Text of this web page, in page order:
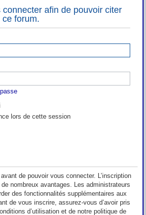
connecter afin de pouvoir citer
ce forum.
lors de cette session
de pouvoir vous connecter. L’inscription
nombreux avantages. Les administrateurs
des fonctionnalités supplémentaires aux
de vous inscrire, assurez-vous d’avoir pris
d’utilisation et de notre politique de